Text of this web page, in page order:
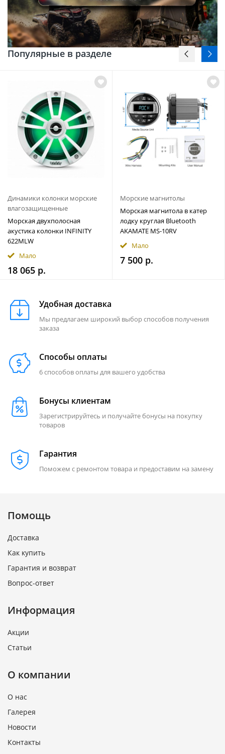
Популярные в разделе
Динамики колонки морские
влагозащищенные
Морская двухполосная
акустика колонки INFINITY
622MLW
Мало
18 065 р.
Морские магнитолы
Морская магнитола в катер
лодку круглая Bluetooth
AKAMATE MS-10RV
Мало
7 500 р.
Удобная доставка
Мы предлагаем широкий выбор способов получения
заказа
Способы оплаты
6 способов оплаты для вашего удобства
Бонусы клиентам
Зарегистрируйтесь и получайте бонусы на покупку
товаров
Гарантия
Поможем с ремонтом товара и предоставим на замену
Помощь
Доставка
Как купить
Гарантия и возврат
Вопрос-ответ
Информация
Акции
Статьи
О компании
О нас
Галерея
Новости
Контакты